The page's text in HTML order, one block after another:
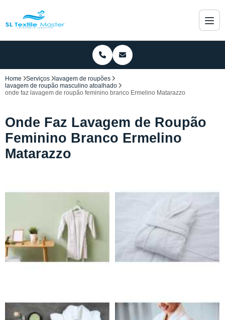
Home Serviços
lavagem de roupões
lavagem de roupão masculino atoalhado
onde faz lavagem de roupão feminino branco Ermelino Matarazzo
Onde Faz Lavagem de Roupão
Feminino Branco Ermelino
Matarazzo